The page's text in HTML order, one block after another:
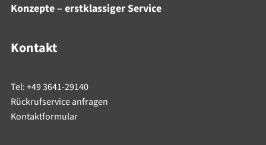
Konzepte – erstklassiger Service
Kontakt
Tel: +49 3641-29140
Rückrufservice anfragen
Kontaktformular